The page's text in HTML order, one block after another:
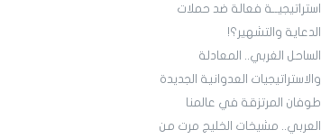
استراتيجيــة فعالة ضد حملات
الدعاية والتشهير؟!
الساحل الغربي.. المعادلة
والاستراتيجيات العدوانية الجديدة
طوفان المرتزقة في عالمنا
العربي.. مشيخات الخليج مرت من